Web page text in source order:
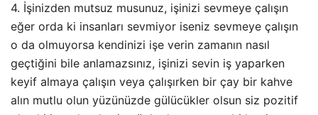
4. İşinizden mutsuz musunuz, işinizi sevmeye çalışın
eğer orda ki insanları sevmiyor iseniz sevmeye çalışın
o da olmuyorsa kendinizi işe verin zamanın nasıl
geçtiğini bile anlamazsınız, işinizi sevin iş yaparken
keyif almaya çalışın veya çalışırken bir çay bir kahve
alın mutlu olun yüzünüzde gülücükler olsun siz pozitif